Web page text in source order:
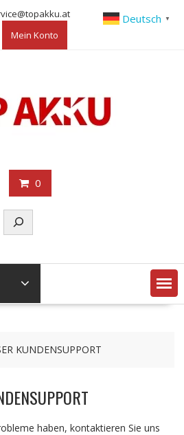
Mein Konto
0
KUNDENSUPPORT
haben, kontaktieren Sie uns
Deutsch ▼